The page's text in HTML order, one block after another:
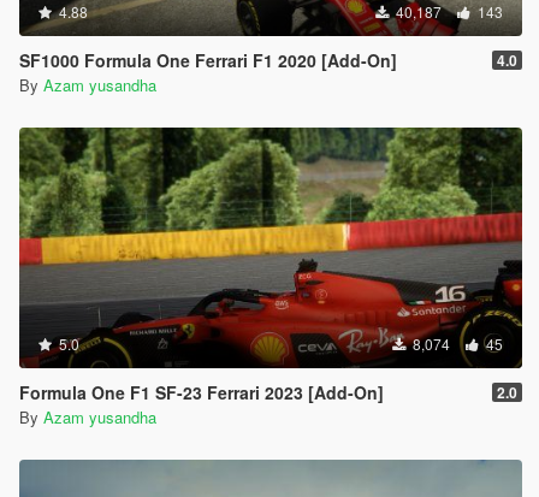
4.88 40,187 143
SF1000 Formula One Ferrari F1 2020 [Add-On] 4.0
By Azam yusandha
5.0 8,074 45
Formula One F1 SF-23 Ferrari 2023 [Add-On] 2.0
By Azam yusandha